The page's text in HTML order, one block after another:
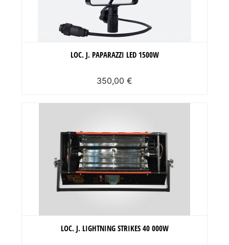
LOC. J. PAPARAZZI LED 1500W
350,00 €
LOC. J. LIGHTNING STRIKES 40 000W